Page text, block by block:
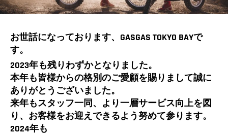
お世話になっております、GASGAS TOKYO BAYで
す。
2023年も残りわずかとなりました。
本年も皆様からの格別のご愛顧を賜りまして誠に
ありがとうございました。
来年もスタッフ一同、より一層サービス向上を図
り、お客様をお迎えできるよう努めて参ります。
2024年も